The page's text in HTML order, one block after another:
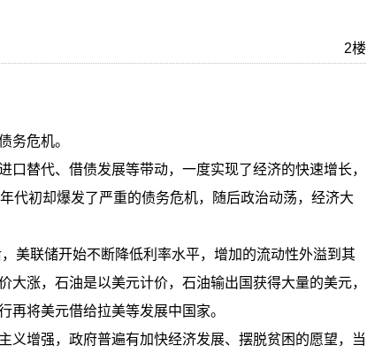
2楼
务危机。
口替代、借债发展等带动，一度实现了经济的快速增长，
代初却爆发了严重的债务危机，随后政治动荡，经济大
美联储开始不断降低利率水平，增加的流动性外溢到其
大涨，石油是以美元计价，石油输出国获得大量的美元，
再将美元借给拉美等发展中国家。
义增强，政府普遍有加快经济发展、摆脱贫困的愿望，当